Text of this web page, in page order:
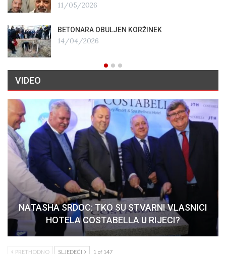
11/05/2026
BETONARA OBULJEN KORŽINEK
14/04/2026
VIDEO
NATASHA SRDOC: TKO SU STVARNI VLASNICI
HOTELA COSTABELLA U RIJECI?
PRETHODNO SLJEDEĆI 1 of 147